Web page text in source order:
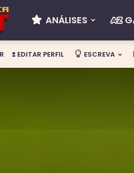
Memória
BIT
ANÁLISES
EDITAR PERFIL ESCREVA